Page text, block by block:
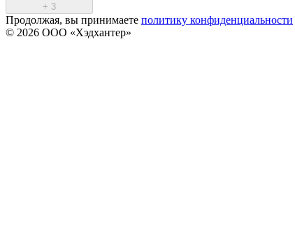
+ 3
Продолжая, вы принимаете политику конфиденциальности
© 2026 ООО «Хэдхантер»